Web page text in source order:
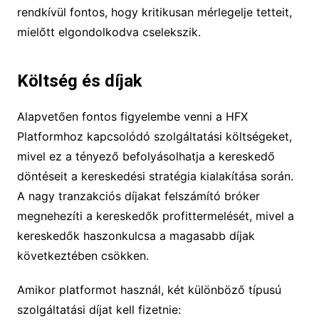
rendkívül fontos, hogy kritikusan mérlegelje tetteit,
mielőtt elgondolkodva cselekszik.
Költség és díjak
Alapvetően fontos figyelembe venni a HFX
Platformhoz kapcsolódó szolgáltatási költségeket,
mivel ez a tényező befolyásolhatja a kereskedő
döntéseit a kereskedési stratégia kialakítása során.
A nagy tranzakciós díjakat felszámító bróker
megnehezíti a kereskedők profittermelését, mivel a
kereskedők haszonkulcsa a magasabb díjak
következtében csökken.
Amikor platformot használ, két különböző típusú
szolgáltatási díjat kell fizetnie: